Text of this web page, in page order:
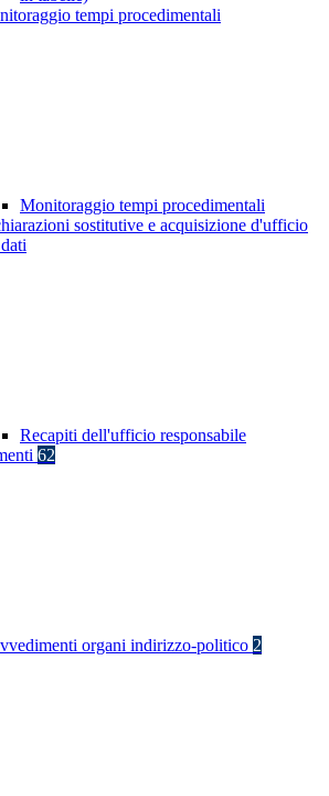
tempi procedimentali
Monitoraggio tempi procedimentali
sostitutive e acquisizione d'ufficio
Recapiti dell'ufficio responsabile
62
organi indirizzo-politico 2